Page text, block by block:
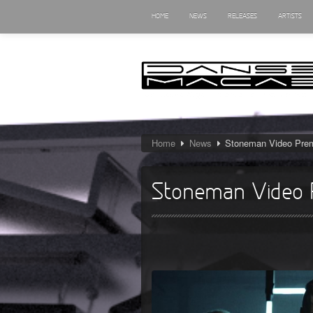
HOME NEWS RELEASES ARTISTS
Home News Stoneman Video
Stoneman Video